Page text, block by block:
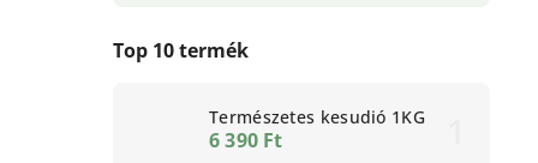
Top 10 termék
Természetes kesudió 1KG
6 390 Ft